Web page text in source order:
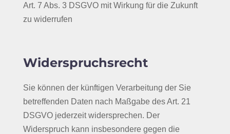
Art. 7 Abs. 3 DSGVO mit Wirkung für die Zukunft
zu widerrufen
Widerspruchsrecht
Sie können der künftigen Verarbeitung der Sie
betreffenden Daten nach Maßgabe des Art. 21
DSGVO jederzeit widersprechen. Der
Widerspruch kann insbesondere gegen die